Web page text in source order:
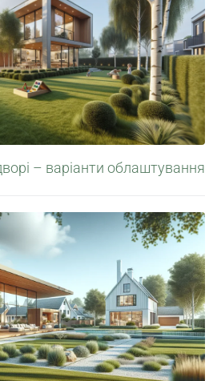
– варіанти облаштування